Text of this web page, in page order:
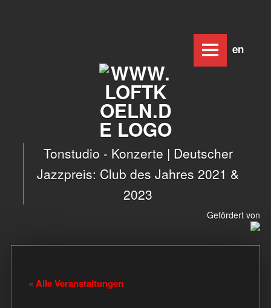
Tonstudio - Konzerte | Deutscher
Jazzpreis: Club des Jahres 2021 &
2023
Gefördert von
« Alle Veranstaltungen